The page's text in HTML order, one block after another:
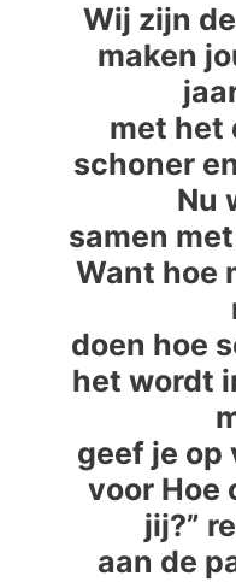
Wij zijn
maken
met het
schoner
Nu
samen
Want hoe
doen hoe
het wordt
geef je op
voor Hoe
jij?”
aan de